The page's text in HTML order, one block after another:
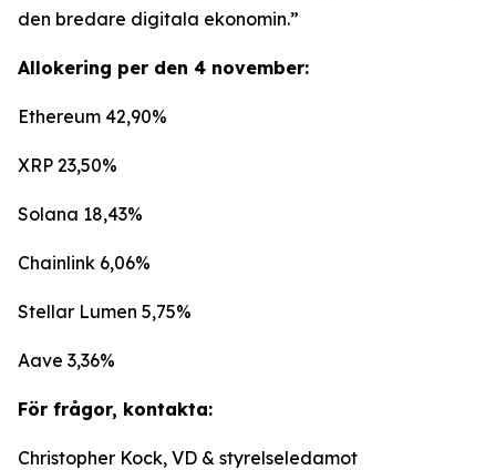
den bredare digitala ekonomin.”
Allokering per den 4 november:
Ethereum 42,90%
XRP 23,50%
Solana 18,43%
Chainlink 6,06%
Stellar Lumen 5,75%
Aave 3,36%
För frågor, kontakta:
Christopher Kock, VD & styrelseledamot